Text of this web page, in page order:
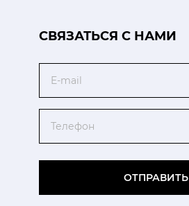
CВЯЗАТЬСЯ С НАМИ
ОТПРАВИТЬ